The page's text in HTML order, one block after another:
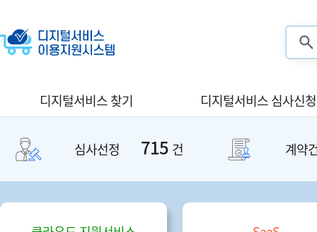
디지털서비스 찾기 디지털서비스 심사신청
심사선정 715 건 계약